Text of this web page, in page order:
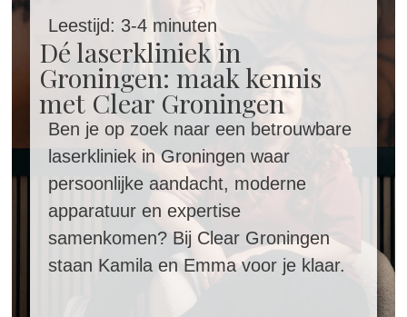
Leestijd: 3-4 minuten
Dé laserkliniek in
Groningen: maak kennis
met Clear Groningen
Ben je op zoek naar een betrouwbare
laserkliniek in Groningen waar
persoonlijke aandacht, moderne
apparatuur en expertise
samenkomen? Bij Clear Groningen
staan Kamila en Emma voor je klaar.